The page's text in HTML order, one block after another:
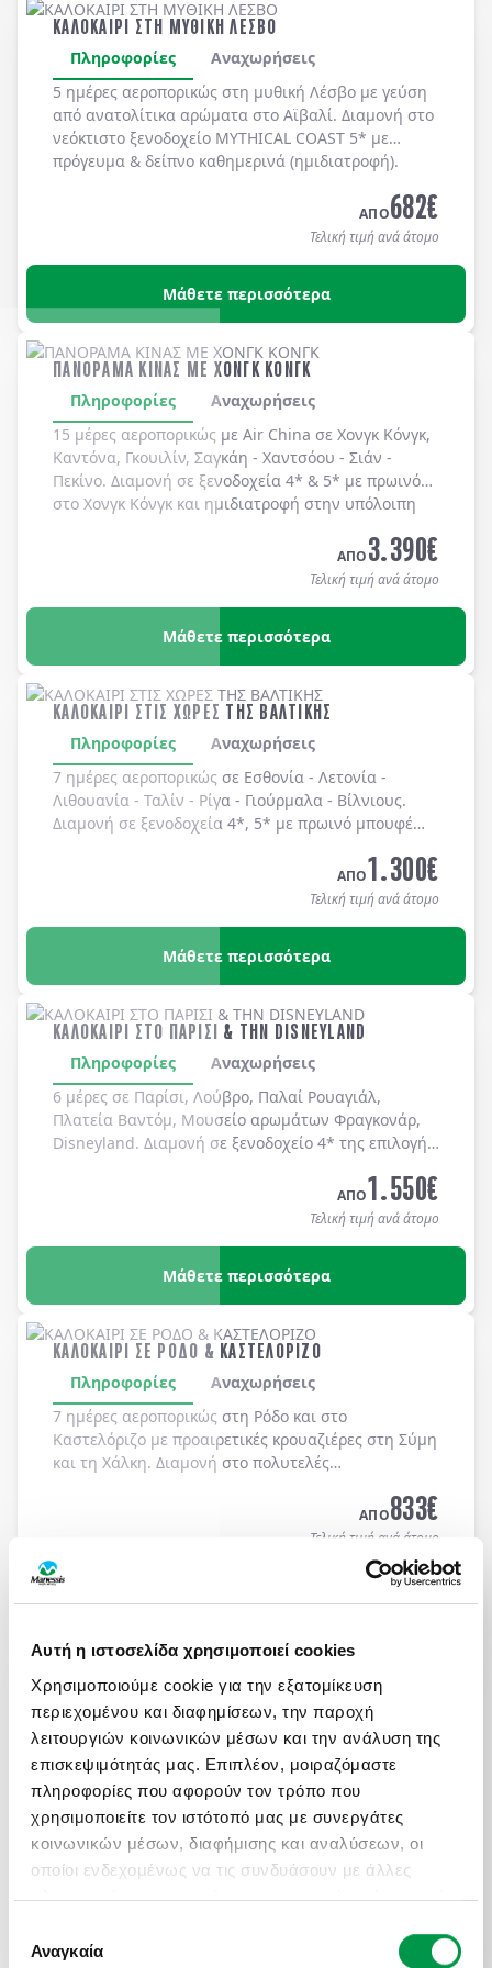
Αυτή η ιστοσελίδα χρησιμοποιεί cookies
Χρησιμοποιούμε cookie για την εξατομίκευση
περιεχομένου και διαφημίσεων, την παροχή
λειτουργιών κοινωνικών μέσων και την ανάλυση της
επισκεψιμότητάς μας. Επιπλέον, μοιραζόμαστε
πληροφορίες που αφορούν τον τρόπο που
χρησιμοποιείτε τον ιστότοπό μας με συνεργάτες
κοινωνικών μέσων, διαφήμισης και αναλύσεων, οι
οποίοι ενδεχομένως να τις συνδυάσουν με άλλες
πληροφορίες που τους έχετε παραχωρήσει ή τις οποίες
χρήση των υπηρεσιών τους.
συγκατάθεσης
Αναγκαία
ΚΑΛΟΚΑΙΡΙ ΣΤΗ ΜΥΘΙΚΗ ΛΕΣΒΟ
Πληροφορίες
Αναχωρήσεις
5 ημέρες αεροπορικώς στη μυθική Λέσβο με γεύση
από ανατολίτικα αρώματα στο Αϊβαλί. Διαμονή στο
νεόκτιστο ξενοδοχείο MYTHICAL COAST 5* με
πρόγευμα & δείπνο καθημερινά (ημιδιατροφή).
ΑΠΟ682€
Τελική τιμή ανά άτομο
Μάθετε περισσότερα
ΠΑΝΟΡΑΜΑ ΚΙΝΑΣ ΜΕ ΧΟΝΓΚ ΚΟΝΓΚ
Πληροφορίες
Αναχωρήσεις
15 μέρες αεροπορικώς με Air China σε Χονγκ Κόνγκ,
Καντόνα, Γκουιλίν, Σαγκάη - Χαντσόου - Σιάν -
Πεκίνο. Διαμονή σε ξενοδοχεία 4* & 5* με πρωινό
στο Χονγκ Κόνγκ και ημιδιατροφή στην υπόλοιπη
ΑΠΟ3.390€
Τελική τιμή ανά άτομο
Μάθετε περισσότερα
ΚΑΛΟΚΑΙΡΙ ΣΤΙΣ ΧΩΡΕΣ ΤΗΣ ΒΑΛΤΙΚΗΣ
Πληροφορίες
Αναχωρήσεις
7 ημέρες αεροπορικώς σε Εσθονία - Λετονία -
Λιθουανία - Ταλίν - Ρίγα - Γιούρμαλα - Βίλνιους.
Διαμονή σε ξενοδοχεία 4*, 5* με πρωινό μπουφέ
ΑΠΟ1.300€
Τελική τιμή ανά άτομο
Μάθετε περισσότερα
ΚΑΛΟΚΑΙΡΙ ΣΤΟ ΠΑΡΙΣΙ & ΤΗΝ DISNEYLAND
Πληροφορίες
Αναχωρήσεις
6 μέρες σε Παρίσι, Λούβρο, Παλαί Ρουαγιάλ,
Πλατεία Βαντόμ, Μουσείο αρωμάτων Φραγκονάρ,
Disneyland. Διαμονή σε ξενοδοχείo 4* της επιλογής
ΑΠΟ1.550€
Τελική τιμή ανά άτομο
Μάθετε περισσότερα
ΚΑΛΟΚΑΙΡΙ ΣΕ ΡΟΔΟ & ΚΑΣΤΕΛΟΡΙΖΟ
Πληροφορίες
Αναχωρήσεις
7 ημέρες αεροπορικώς στη Ρόδο και στο
Καστελόριζο με προαιρετικές κρουαζιέρες στη Σύμη
και τη Χάλκη. Διαμονή στο πολυτελές
(ημιδιατροφή).
ΑΠΟ833€
Τελική τιμή ανά άτομο
Πληροφορίες
Αναχωρήσεις
8 μέρες αεροπορικώς σε Όσλο, Μπέργκεν,
Στάβανγκερ, Κρίστιανσαντ, Ντράμεν. Διαμονή σε
επιλεγμένα ξενοδοχεία 3* & 4* με πρωινό μπουφέ
καθημερινά.
ΑΠΟ 2.100
Τελική τιμή ανά άτομο